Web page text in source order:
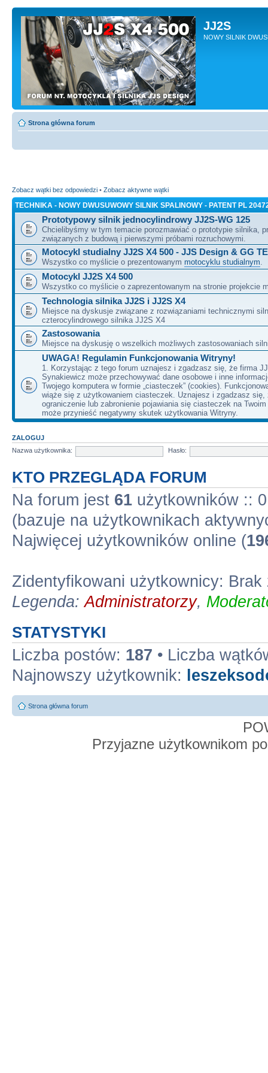
JJ2S
NOWY SILNIK
Strona główna forum
Zobacz wątki bez odpowiedzi • Zobacz aktywne wątki
TECHNIKA - NOWY DWUSUWOWY SILNIK SPALINOWY - PATENT PL
Prototypowy silnik jednocylindrowy JJ2S-WG 125
Chcielibyśmy w tym temacie porozmawiać o prototypie silnika,
związanych z budową i pierwszymi próbami rozruchowymi.
Motocykl studialny JJ2S X4 500 - JJS Design & GG
Wszystko co myślicie o prezentowanym motocyklu studialnym
Motocykl JJ2S X4 500
Wszystko co myślicie o zaprezentowanym na stronie projekcie
Technologia silnika JJ2S i JJ2S X4
Miejsce na dyskusje związane z rozwiązaniami technicznymi
czterocylindrowego silnika JJ2S X4
Zastosowania
Miejsce na dyskusję o wszelkich możliwych zastosowaniach
UWAGA! Regulamin Funkcjonowania Witryny!
1. Korzystając z tego forum uznajesz i zgadzasz się, że firma
Synakiewicz może przechowywać dane osobowe i inne
Twojego komputera w formie „ciasteczek” (cookies).
wiąże się z użytkowaniem ciasteczek. Uznajesz i zgadzasz się,
ograniczenie lub zabronienie pojawiania się ciasteczek na
może przynieść negatywny skutek użytkowania Witryny.
ZALOGUJ
Nazwa użytkownika:
Hasło:
KTO PRZEGLĄDA FORUM
Na forum jest 61 użytkowników ::
(bazuje na użytkownikach
Najwięcej użytkowników online (
Zidentyfikowani użytkownicy:
Legenda:Administratorzy,
STATYSTYKI
Liczba postów: 187 • Liczba
Najnowszy użytkownik:
Strona główna forum
Przyjazne użytkownikom